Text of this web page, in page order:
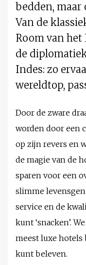
bedden, maar
Van de
Room van
de
Indes: zo
wereldtop,
Door de zware
worden door een
op zijn revers en
de magie van de
sparen voor een
slimme
service en de
kunt ‘snacken’.
meest luxe hotels
kunt beleven.